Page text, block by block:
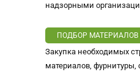
надзорными
ПОДБОР
Закупка необходимых
материалов, фурнитуры,